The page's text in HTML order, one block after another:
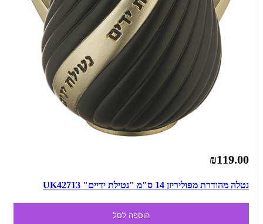
₪119.00
נטלה מהודרת מפוליריזן 14 ס"מ "נטילת ידיים" UK42713
הוספה לסל